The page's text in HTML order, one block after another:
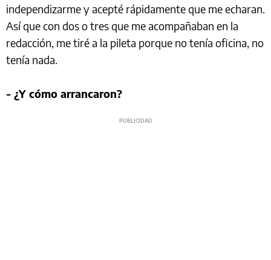
independizarme y acepté rápidamente que me echaran.
Así que con dos o tres que me acompañaban en la
redacción, me tiré a la pileta porque no tenía oficina, no
tenía nada.
- ¿Y cómo arrancaron?